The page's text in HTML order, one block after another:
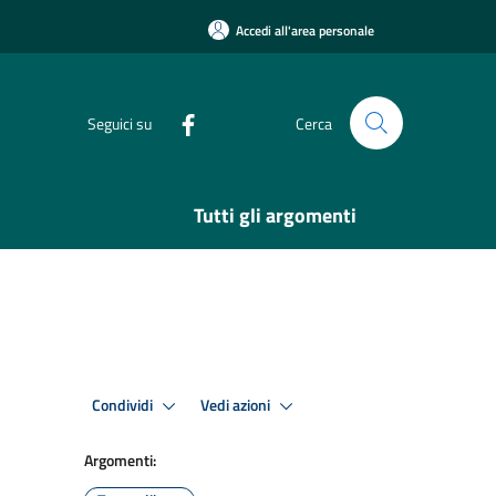
Accedi all'area personale
Seguici su Cerca
Tutti gli argomenti
Condividi Vedi azioni
Argomenti: